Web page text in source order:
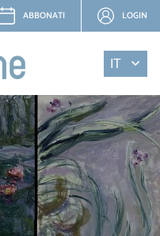
ABBONATI LOGIN
IT